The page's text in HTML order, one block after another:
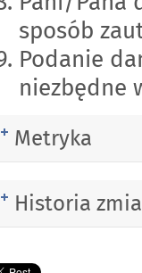
sposób
Podanie
niezbędne
Rozwiń
Metryka
Rozwiń
Historia